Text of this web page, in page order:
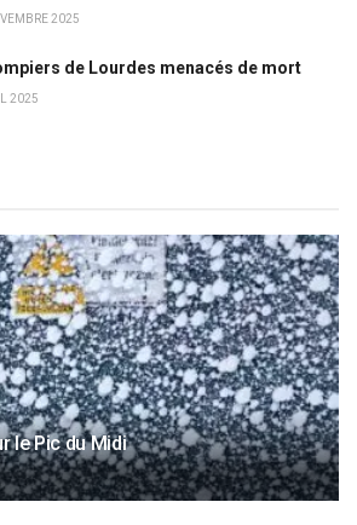
2025
de Lourdes menacés de mort
2025
le Pic du Midi